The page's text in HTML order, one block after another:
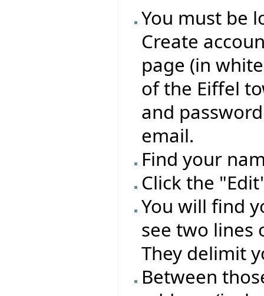
You must be
Create
page (in
of the Eiffel
and
email.
Find your
Click the
You will find
see two lines
They delimit
Between